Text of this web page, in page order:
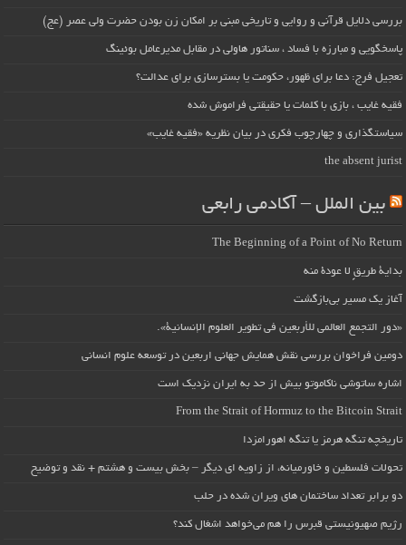
بررسی دلایل قرآنی و روایی و تاریخی مبنی بر امکان زن بودن حضرت ولی عصر (عج)
پاسخگویی و مبارزه با فساد ، سناتور هاولی در مقابل مدیرعامل بوئینگ
تعجیل فرج: دعا برای ظهور، حکومت یا بسترسازی برای عدالت؟
فقیه غایب ، بازی با کلمات یا حقیقتی فراموش شده
سیاستگذاری و چهارچوب فکری در بیان نظریه «فقیه غایب»
the absent jurist
بین الملل – آکادمی رابعی
The Beginning of a Point of No Return
بداية طريقٍ لا عودة منه
آغاز یک مسیر بی‌بازگشت
«دور التجمع العالمي للأربعين في تطوير العلوم الإنسانية».
دومین فراخوان بررسی نقش همایش جهانی اربعین در توسعه علوم انسانی
اشاره ساتوشی ناکاموتو بیش از حد به ایران نزدیک است
From the Strait of Hormuz to the Bitcoin Strait
تاریخچه تنگه هرمز یا تنگه اهورامزدا
تحولات فلسطین و خاورمیانه، از زاویه ای دیگر – بخش بیست و هشتم + نقد و توضیح
دو برابر تعداد ساختمان های ویران شده در حلب
رژیم صهیونیستی قبرس را هم می‌خواهد اشغال کند؟